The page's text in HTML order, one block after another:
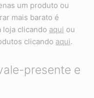
um produto ou
mais barato é
loja clicando aqui ou
clicando aqui.
presente e